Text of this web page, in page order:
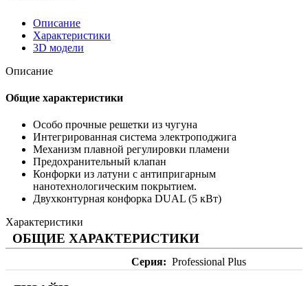
Описание
Характеристики
3D модели
Описание
Общие характеристики
Особо прочные решетки из чугуна
Интегрированная система электроподжига
Механизм плавной регулировки пламени
Предохранительный клапан
Конфорки из латуни с антипригарным
нанотехнологическим покрытием.
Двухконтурная конфорка DUAL (5 кВт)
Характеристики
ОБЩИЕ ХАРАКТЕРИСТИКИ
Серия Professional Plus